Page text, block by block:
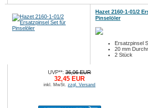
Hazet 2160-1-01/2
Pinselöler
Ersatzpinsel
20 mm
2 Stück
UVP**:36,06 EUR
32,45 EUR
inkl. MwSt.zzgl. Versand